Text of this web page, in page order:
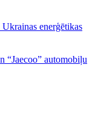
enerģētikas
“Jaecoo” automobiļu